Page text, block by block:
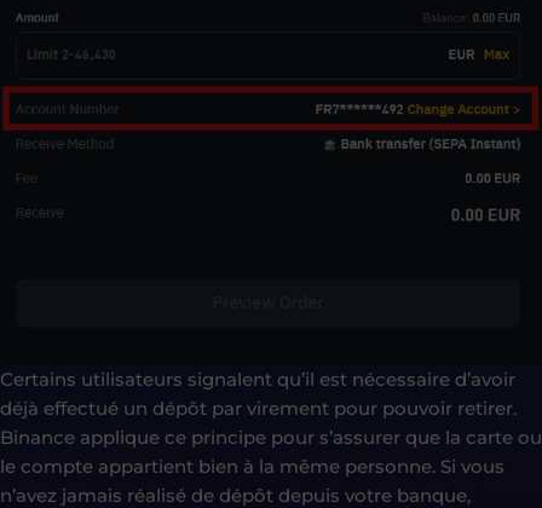
Certains utilisateurs signalent qu’il est nécessaire d’avoir
déjà effectué un dépôt par virement pour pouvoir retirer.
Binance applique ce principe pour s’assurer que la carte ou
le compte appartient bien à la même personne. Si vous
n’avez jamais réalisé de dépôt depuis votre banque,